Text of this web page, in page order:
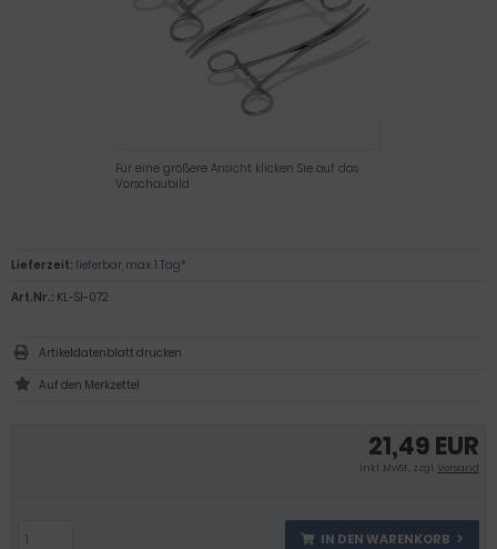
Für eine größere Ansicht klicken Sie auf das
Vorschaubild
21,49 EUR
inkl .MwSt., zzgl.Versand
IN DEN WARENKORB
Lieferzeit: lieferbar, max. 1 Tag*
Art.Nr.: KL-SI-072
Artikeldatenblatt drucken